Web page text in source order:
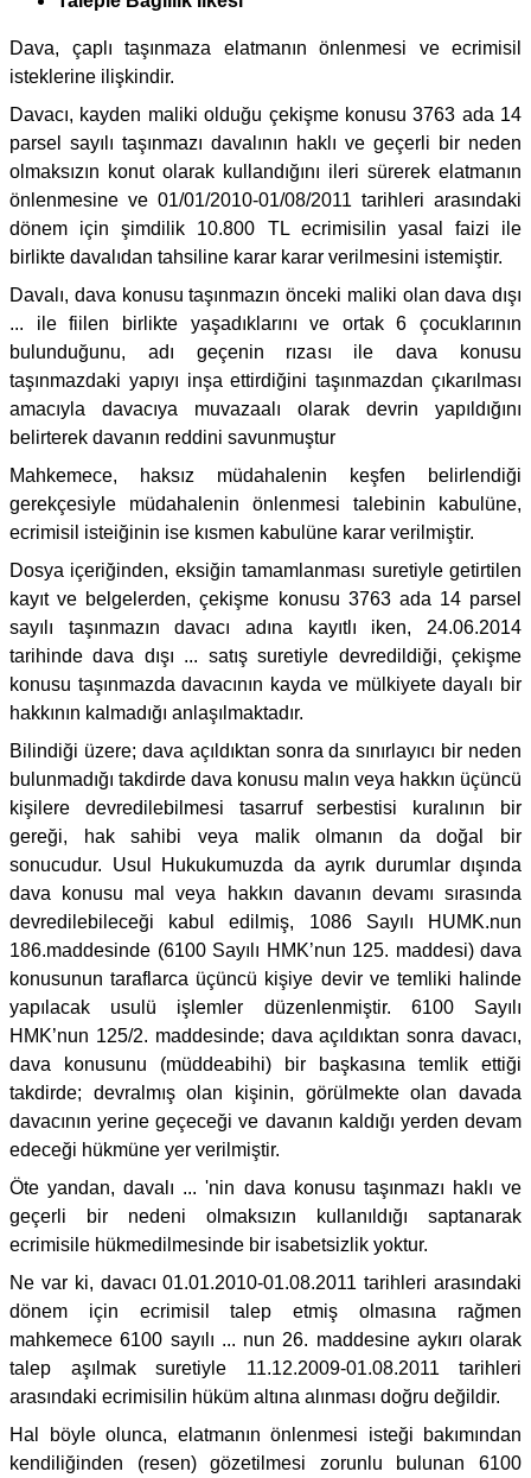
Dava, çaplı taşınmaza elatmanın önlenmesi ve ecrimisil
isteklerine ilişkindir.
Davacı, kayden maliki olduğu çekişme konusu 3763 ada 14
parsel sayılı taşınmazı davalının haklı ve geçerli bir neden
olmaksızın konut olarak kullandığını ileri sürerek elatmanın
önlenmesine ve 01/01/2010-01/08/2011 tarihleri arasındaki
dönem için şimdilik 10.800 TL ecrimisilin yasal faizi ile
birlikte davalıdan tahsiline karar karar verilmesini istemiştir.
Davalı, dava konusu taşınmazın önceki maliki olan dava dışı
... ile fiilen birlikte yaşadıklarını ve ortak 6 çocuklarının
bulunduğunu, adı geçenin rızası ile dava konusu
taşınmazdaki yapıyı inşa ettirdiğini taşınmazdan çıkarılması
amacıyla davacıya muvazaalı olarak devrin yapıldığını
belirterek davanın reddini savunmuştur
Mahkemece, haksız müdahalenin keşfen belirlendiği
gerekçesiyle müdahalenin önlenmesi talebinin kabulüne,
ecrimisil isteiğinin ise kısmen kabulüne karar verilmiştir.
Dosya içeriğinden, eksiğin tamamlanması suretiyle getirtilen
kayıt ve belgelerden, çekişme konusu 3763 ada 14 parsel
sayılı taşınmazın davacı adına kayıtlı iken, 24.06.2014
tarihinde dava dışı ... satış suretiyle devredildiği, çekişme
konusu taşınmazda davacının kayda ve mülkiyete dayalı bir
hakkının kalmadığı anlaşılmaktadır.
Bilindiği üzere; dava açıldıktan sonra da sınırlayıcı bir neden
bulunmadığı takdirde dava konusu malın veya hakkın üçüncü
kişilere devredilebilmesi tasarruf serbestisi kuralının bir
gereği, hak sahibi veya malik olmanın da doğal bir
sonucudur. Usul Hukukumuzda da ayrık durumlar dışında
dava konusu mal veya hakkın davanın devamı sırasında
devredilebileceği kabul edilmiş, 1086 Sayılı HUMK.nun
186.maddesinde (6100 Sayılı HMK’nun 125. maddesi) dava
konusunun taraflarca üçüncü kişiye devir ve temliki halinde
yapılacak usulü işlemler düzenlenmiştir. 6100 Sayılı
HMK’nun 125/2. maddesinde; dava açıldıktan sonra davacı,
dava konusunu (müddeabihi) bir başkasına temlik ettiği
takdirde; devralmış olan kişinin, görülmekte olan davada
davacının yerine geçeceği ve davanın kaldığı yerden devam
edeceği hükmüne yer verilmiştir.
Öte yandan, davalı ... 'nin dava konusu taşınmazı haklı ve
geçerli bir nedeni olmaksızın kullanıldığı saptanarak
ecrimisile hükmedilmesinde bir isabetsizlik yoktur.
Ne var ki, davacı 01.01.2010-01.08.2011 tarihleri arasındaki
dönem için ecrimisil talep etmiş olmasına rağmen
mahkemece 6100 sayılı ... nun 26. maddesine aykırı olarak
talep aşılmak suretiyle 11.12.2009-01.08.2011 tarihleri
arasındaki ecrimisilin hüküm altına alınması doğru değildir.
Hal böyle olunca, elatmanın önlenmesi isteği bakımından
kendiliğinden (resen) gözetilmesi zorunlu bulunan 6100